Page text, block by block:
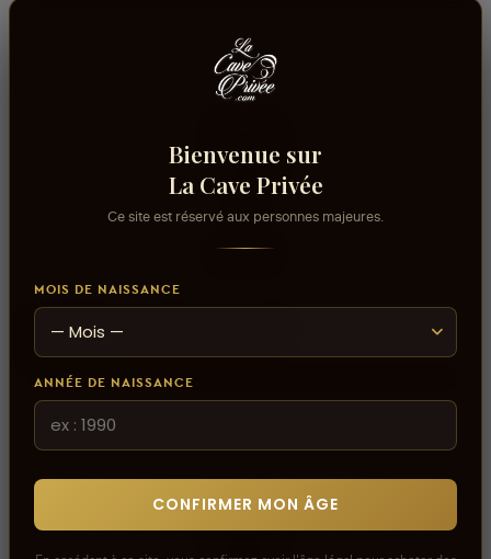
Riedel Extreme Chardonnay X2
82,000 DT
Bienvenue sur
La Cave Privée
Ce site est réservé aux personnes majeures.
MOIS DE NAISSANCE
ANNÉE DE NAISSANCE
CONFIRMER MON ÂGE